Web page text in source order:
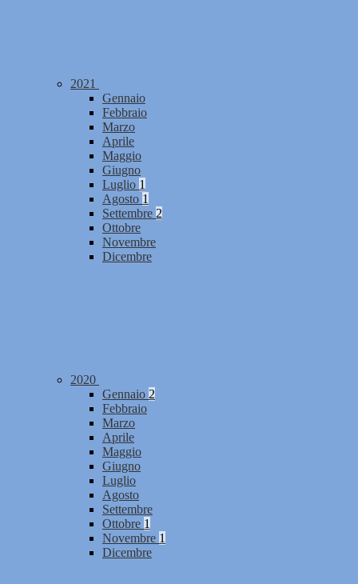
2021
Gennaio
Febbraio
Marzo
Aprile
Maggio
Giugno
Luglio 1
Agosto 1
Settembre 2
Ottobre
Novembre
Dicembre
2020
Gennaio 2
Febbraio
Marzo
Aprile
Maggio
Giugno
Luglio
Agosto
Settembre
Ottobre 1
Novembre 1
Dicembre